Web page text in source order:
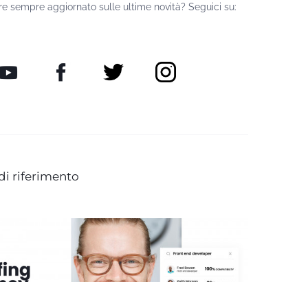
sempre aggiornato sulle ultime novità? Seguici su:
riferimento